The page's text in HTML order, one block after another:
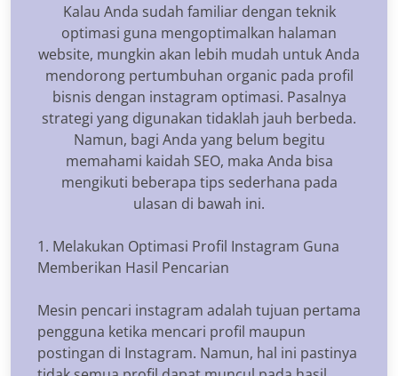
Kalau Anda sudah familiar dengan teknik
optimasi guna mengoptimalkan halaman
website, mungkin akan lebih mudah untuk Anda
mendorong pertumbuhan organic pada profil
bisnis dengan instagram optimasi. Pasalnya
strategi yang digunakan tidaklah jauh berbeda.
Namun, bagi Anda yang belum begitu
memahami kaidah SEO, maka Anda bisa
mengikuti beberapa tips sederhana pada
ulasan di bawah ini.
1. Melakukan Optimasi Profil Instagram Guna
Memberikan Hasil Pencarian
Mesin pencari instagram adalah tujuan pertama
pengguna ketika mencari profil maupun
postingan di Instagram. Namun, hal ini pastinya